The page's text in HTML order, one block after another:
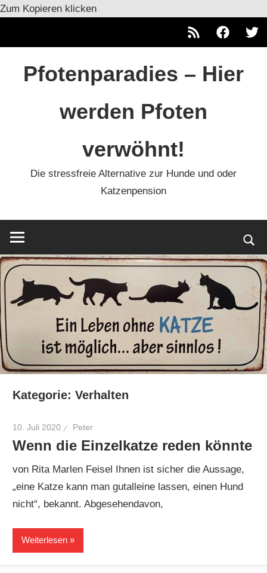
Zum Kopieren klicken
RSS Facebook
Pfotenparadies – Hier
werden Pfoten
verwöhnt!
Die stressfreie Alternative zur Hunde und oder
Katzenpension
Kategorie:Verhalten
10. Juli 2020 Peter
Wenn die Einzelkatze reden könnte
von Rita Marlen Feisel Ihnen ist sicher die Aussage,
„eine Katze kann man gutalleine lassen, einen Hund
nicht“, bekannt. Abgesehendavon,
Weiterlesen